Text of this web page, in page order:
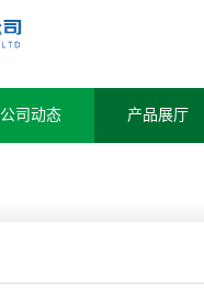
公司动态 产品展厅